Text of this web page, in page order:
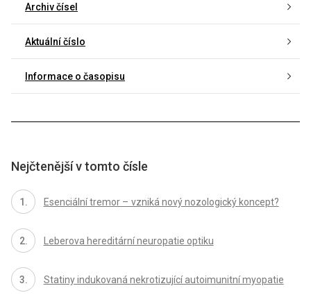
Archiv čísel
Aktuální číslo
Informace o časopisu
Nejčtenější v tomto čísle
Esenciální tremor – vzniká nový nozologický koncept?
Leberova hereditární neuropatie optiku
Statiny indukovaná nekrotizující autoimunitní myopatie